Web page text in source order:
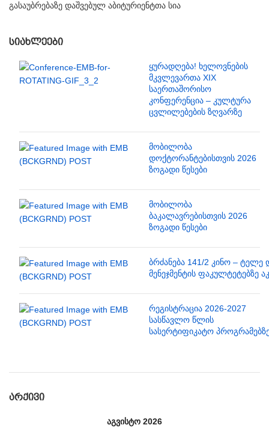
გასაუბრებაზე დაშვებულ აბიტურიენტთა სია
ᲡᲘᲐᲮᲚᲔᲔᲑᲘ
ყურადღება! ხელოვნების
მკვლევართა XIX
საერთაშორისო
კონფერენცია – კულტურა
ცვლილებების ზღვარზე
მობილობა
დოქტორანტებისთვის 2026
ზოგადი წესები
მობილობა
ბაკალავრებისთვის 2026
ზოგადი წესები
ბრძანება 141/2 კინო – ტელე
მენეჯმენტის ფაკულტეტებზე
რეგისტრაცია 2026-2027
სასწავლო წლის
სასერტიფიკატო
ᲐᲠᲥᲘᲕᲘ
აგვისტო 2026